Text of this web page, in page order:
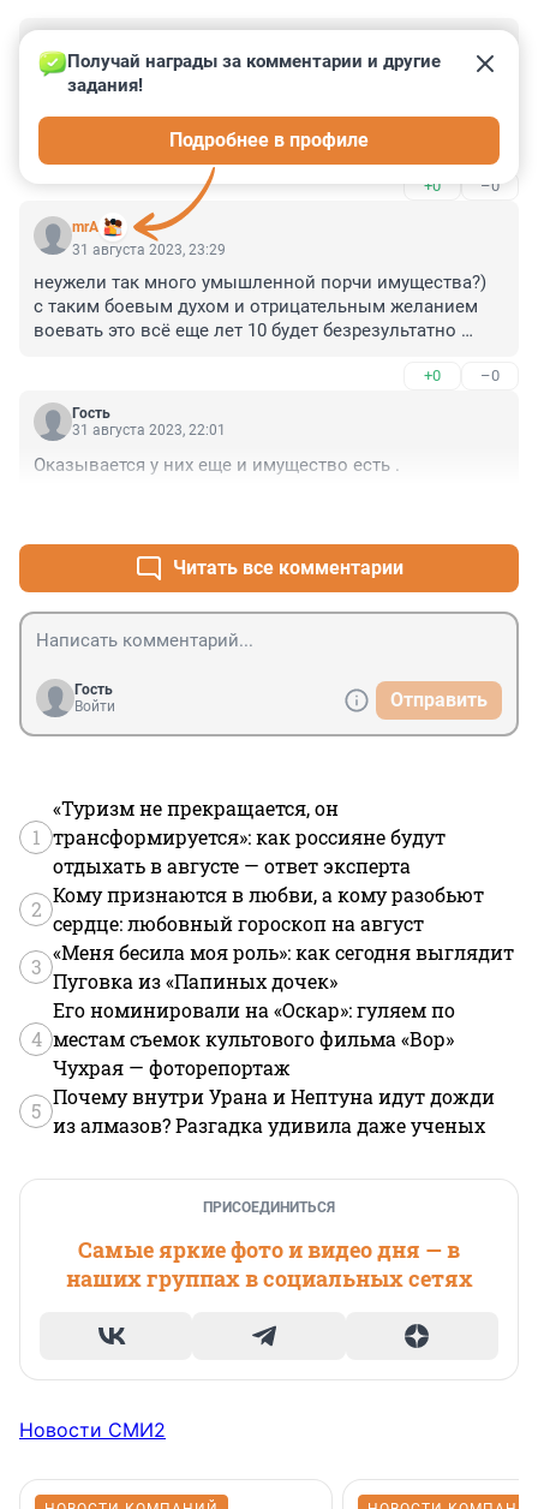
1 сентября 2023, 01:16
Добровольцев хотят наказывать, а наемникам можно
портить имущество сколько захочется? Тогда они
могут сказать чтобы их прекратили называть
добровольцами, а называли также как западных
коллег "наемниками".
+0 –0
mrA
Получай награды за комментарии и другие
задания!
Подробнее в профиле
31 августа 2023, 23:29
неужели так много умышленной порчи имущества?)
с таким боевым духом и отрицательным желанием
воевать это всё еще лет 10 будет безрезультатно
+0 –0
Гость
31 августа 2023, 22:01
Оказывается у них еще и имущество есть .
Читать все комментарии
Гость
Войти
Отправить
1
«Туризм не прекращается, он
трансформируется»: как россияне будут
отдыхать в августе — ответ эксперта
2
Кому признаются в любви, а кому разобьют
сердце: любовный гороскоп на август
3
«Меня бесила моя роль»: как сегодня выглядит
Пуговка из «Папиных дочек»
4
Его номинировали на «Оскар»: гуляем по
местам съемок культового фильма «Вор»
Чухрая — фоторепортаж
5
Почему внутри Урана и Нептуна идут дожди
из алмазов? Разгадка удивила даже ученых
ПРИСОЕДИНИТЬСЯ
Самые яркие фото и видео дня — в
наших группах в социальных сетях
Новости СМИ2